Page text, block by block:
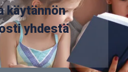
käytännön
yhdestä